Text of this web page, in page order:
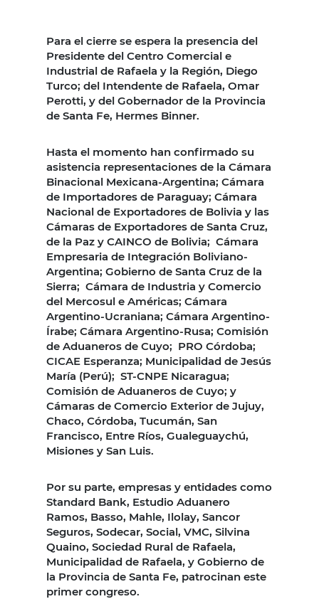
Para el cierre se espera la presencia del
Presidente del Centro Comercial e
Industrial de Rafaela y la Región, Diego
Turco; del Intendente de Rafaela, Omar
Perotti, y del Gobernador de la Provincia
de Santa Fe, Hermes Binner.
Hasta el momento han confirmado su
asistencia representaciones de la Cámara
Binacional Mexicana-Argentina; Cámara
de Importadores de Paraguay; Cámara
Nacional de Exportadores de Bolivia y las
Cámaras de Exportadores de Santa Cruz,
de la Paz y CAINCO de Bolivia; Cámara
Empresaria de Integración Boliviano-
Argentina; Gobierno de Santa Cruz de la
Sierra; Cámara de Industria y Comercio
del Mercosul e Américas; Cámara
Argentino-Ucraniana; Cámara Argentino-
Írabe; Cámara Argentino-Rusa; Comisión
de Aduaneros de Cuyo; PRO Córdoba;
CICAE Esperanza; Municipalidad de Jesús
María (Perú); ST-CNPE Nicaragua;
Comisión de Aduaneros de Cuyo; y
Cámaras de Comercio Exterior de Jujuy,
Chaco, Córdoba, Tucumán, San
Francisco, Entre Ríos, Gualeguaychú,
Misiones y San Luis.
Por su parte, empresas y entidades como
Standard Bank, Estudio Aduanero
Ramos, Basso, Mahle, Ilolay, Sancor
Seguros, Sodecar, Social, VMC, Silvina
Quaino, Sociedad Rural de Rafaela,
Municipalidad de Rafaela, y Gobierno de
la Provincia de Santa Fe, patrocinan este
primer congreso.